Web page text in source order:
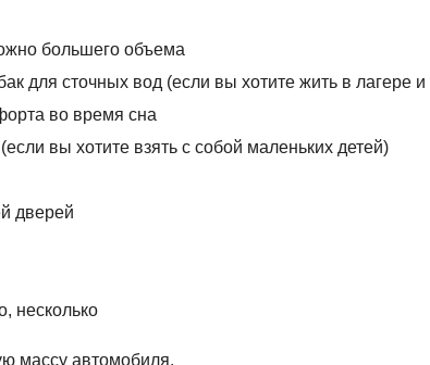
большего объема
для сточных вод (если вы хотите жить в лагере и
во время сна
вы хотите взять с собой маленьких детей)
дверей
несколько
массу автомобиля.